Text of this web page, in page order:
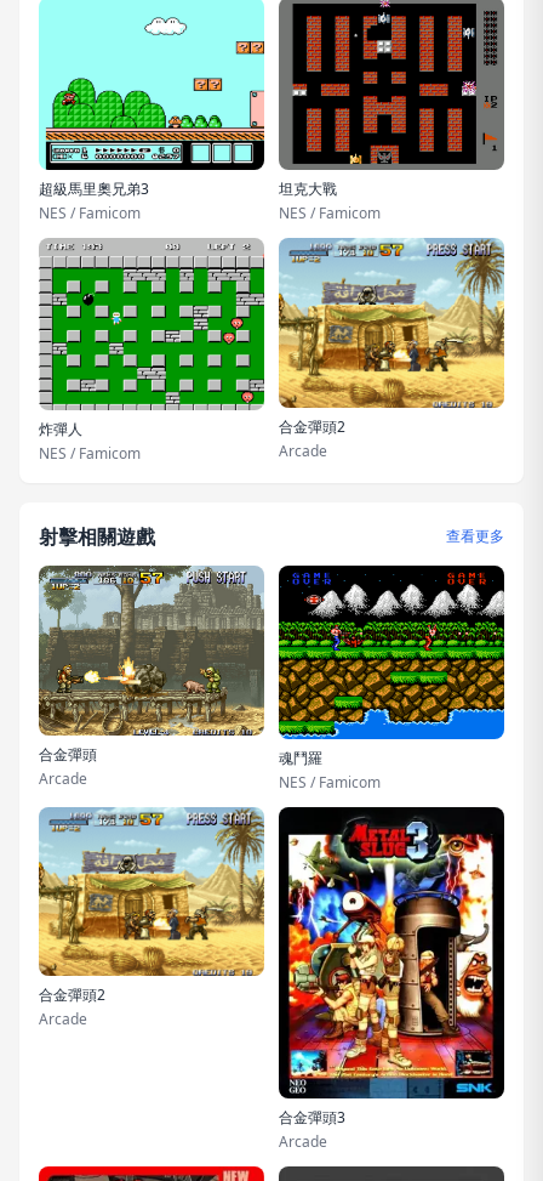
超級馬里奧兄弟3
NES / Famicom
坦克大戰
NES / Famicom
炸彈人
NES / Famicom
合金彈頭2
Arcade
射擊相關遊戲 查看更多
合金彈頭
Arcade
魂鬥羅
NES / Famicom
合金彈頭2
Arcade
合金彈頭3
Arcade